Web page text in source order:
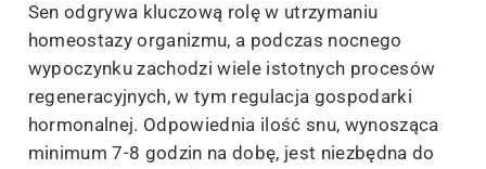
Sen odgrywa kluczową rolę w utrzymaniu
homeostazy organizmu, a podczas nocnego
wypoczynku zachodzi wiele istotnych procesów
regeneracyjnych, w tym regulacja gospodarki
hormonalnej. Odpowiednia ilość snu, wynosząca
minimum 7-8 godzin na dobę, jest niezbędna do